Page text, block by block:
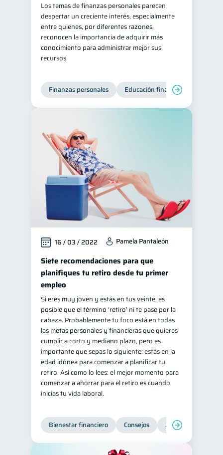
Los temas de finanzas personales parecen
despertar un creciente interés, especialmente
entre quienes, por diferentes razones,
reconocen la importancia de adquirir más
conocimiento para administrar mejor sus
recursos.
Finanzas personales Educación financiera
16 / 03 / 2022 Pamela Pantaleón
Siete recomendaciones para que
planifiques tu retiro desde tu primer
empleo
Si eres muy joven y estás en tus veinte, es
posible que el término ‘retiro’ ni te pase por la
cabeza. Probablemente tu foco está en todas
las metas personales y financieras que quieres
cumplir a corto y mediano plazo, pero es
importante que sepas lo siguiente: estás en la
edad idónea para comenzar a planificar tu
retiro. Así como lo lees: el mejor momento para
comenzar a ahorrar para el retiro es cuando
inicias tu vida laboral.
Bienestar financiero Consejos Ahorro